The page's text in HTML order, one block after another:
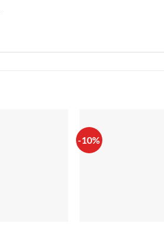
-10%